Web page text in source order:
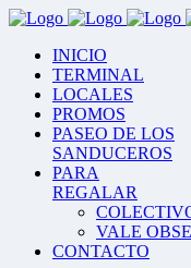
INICIO
TERMINAL
LOCALES
PROMOS
PASEO DE LOS
SANDUCEROS
PARA
REGALAR
VALE
CONTACTO